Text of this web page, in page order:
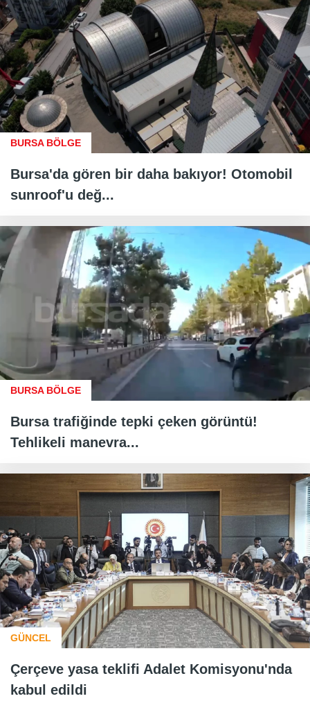
BURSA BÖLGE
Bursa'da gören bir daha bakıyor! Otomobil
sunroof'u değ...
BURSA BÖLGE
Bursa trafiğinde tepki çeken görüntü!
Tehlikeli manevra...
GÜNCEL
Çerçeve yasa teklifi Adalet Komisyonu'nda
kabul edildi